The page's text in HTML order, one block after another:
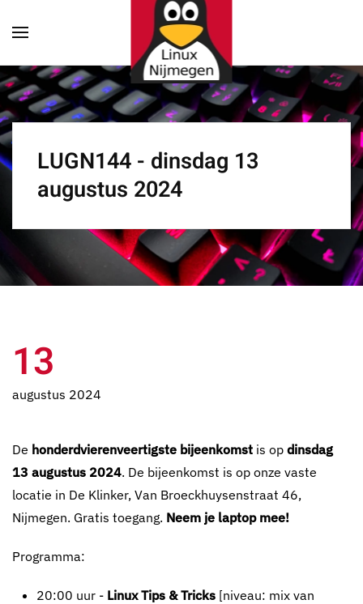
Terug naar hoofdinhoud
LUGN144 - dinsdag 13
augustus 2024
13
augustus 2024
De honderdvierenveertigste bijeenkomst is op dinsdag
13 augustus 2024. De bijeenkomst is op onze vaste
locatie in De Klinker, Van Broeckhuysenstraat 46,
Nijmegen. Gratis toegang. Neem je laptop mee!
Programma:
20:00 uur - Linux Tips & Tricks [niveau: mix van